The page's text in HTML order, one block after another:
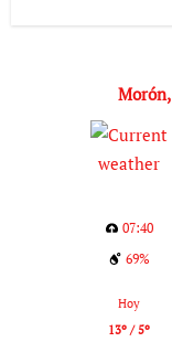
07:40
69%
Hoy
13º / 5º